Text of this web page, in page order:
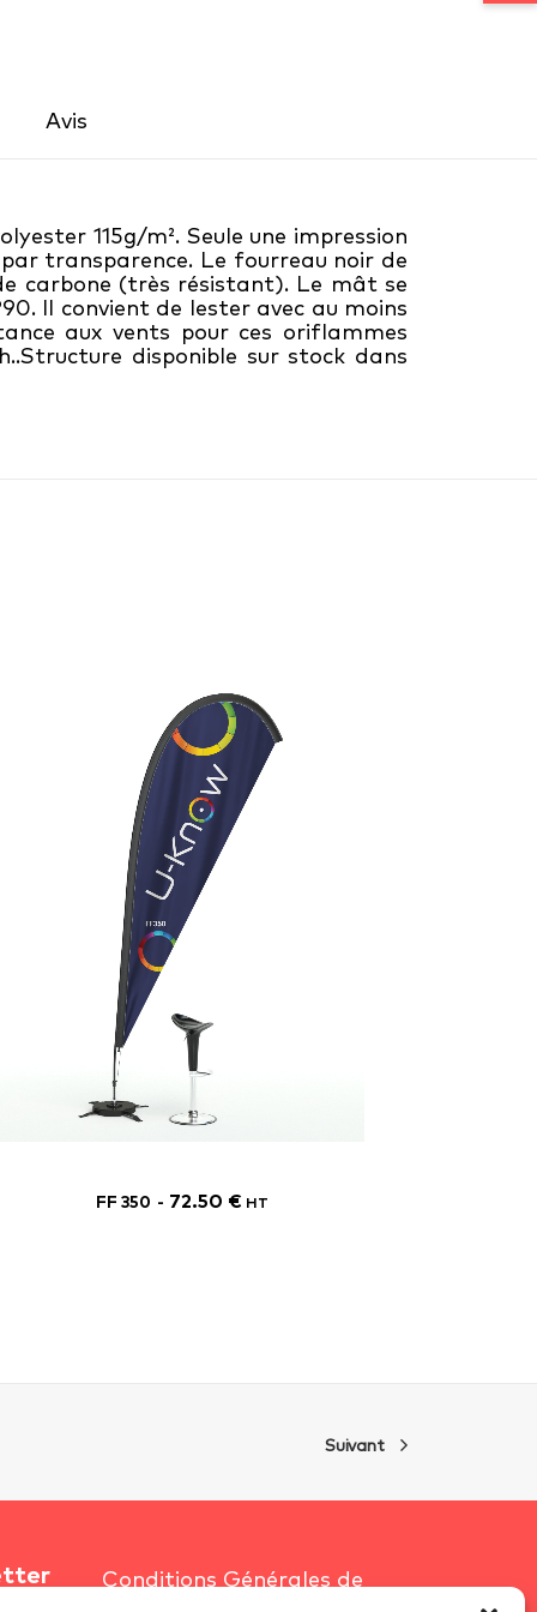
Avis
115g/m². Seule une impression
transparence. Le fourreau noir de
carbone (très résistant). Le mât se
Il convient de lester avec au moins
aux vents pour ces oriflammes
disponible sur stock dans
FF 350 72.50 € HT
Suivant
Conditions Générales de